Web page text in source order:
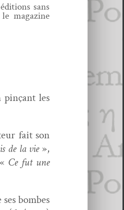
édi­tions sans
mag­a­zine
les
fait son
de la vie»,
Ce fut une
bombes